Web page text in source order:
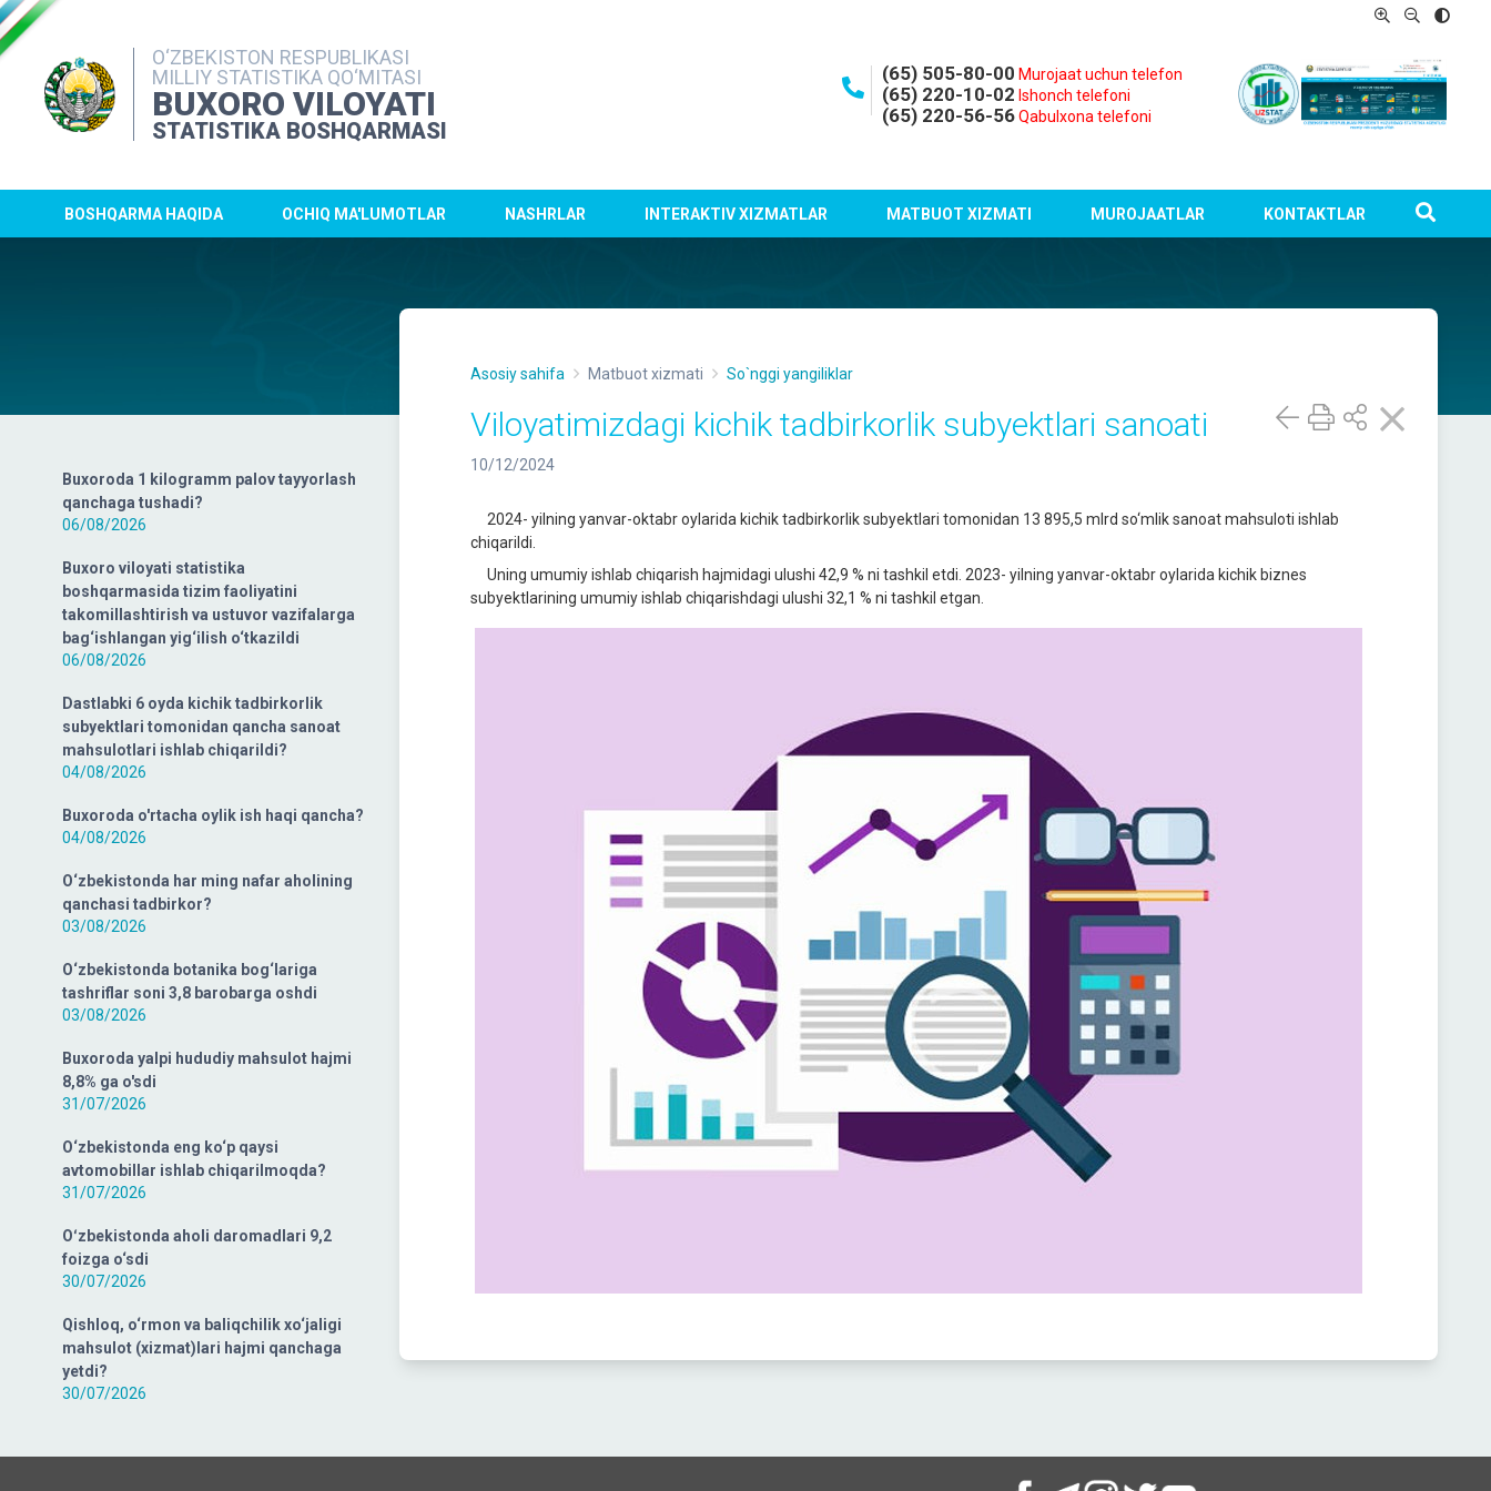
O‘ZBEKISTON RESPUBLIKASI
MILLIY STATISTIKA QO‘MITASI
BUXORO VILOYATI
STATISTIKA BOSHQARMASI
(65) 505-80-00 Murojaat uchun telefon
(65) 220-10-02 Ishonch telefoni
(65) 220-56-56 Qabulxona telefoni
BOSHQARMA HAQIDA OCHIQ MA'LUMOTLAR NASHRLAR INTERAKTIV XIZMATLAR MATBUOT XIZMATI MUROJAATLAR KONTAKTLAR
Buxoroda 1 kilogramm palov tayyorlash
qanchaga tushadi?
06/08/2026
Buxoro viloyati statistika
boshqarmasida tizim faoliyatini
takomillashtirish va ustuvor vazifalarga
bag‘ishlangan yig‘ilish o‘tkazildi
06/08/2026
Dastlabki 6 oyda kichik tadbirkorlik
subyektlari tomonidan qancha sanoat
mahsulotlari ishlab chiqarildi?
04/08/2026
Buxoroda o'rtacha oylik ish haqi qancha?
04/08/2026
O‘zbekistonda har ming nafar aholining
qanchasi tadbirkor?
03/08/2026
O‘zbekistonda botanika bog‘lariga
tashriflar soni 3,8 barobarga oshdi
03/08/2026
Buxoroda yalpi hududiy mahsulot hajmi
8,8% ga o'sdi
31/07/2026
O‘zbekistonda eng ko‘p qaysi
avtomobillar ishlab chiqarilmoqda?
31/07/2026
Oʻzbekistonda aholi daromadlari 9,2
foizga o‘sdi
30/07/2026
Qishloq, o‘rmon va baliqchilik xo‘jaligi
mahsulot (xizmat)lari hajmi qanchaga
yetdi?
30/07/2026
Asosiy sahifa Matbuot xizmati So`nggi yangiliklar
Viloyatimizdagi kichik tadbirkorlik subyektlari sanoati
10/12/2024
2024- yilning yanvar-oktabr oylarida kichik tadbirkorlik subyektlari tomonidan 13 895,5 mlrd so‘mlik sanoat mahsuloti ishlab
chiqarildi.
Uning umumiy ishlab chiqarish hajmidagi ulushi 42,9 % ni tashkil etdi. 2023- yilning yanvar-oktabr oylarida kichik biznes
subyektlarining umumiy ishlab chiqarishdagi ulushi 32,1 % ni tashkil etgan.